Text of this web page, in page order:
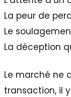
La peur de
Le
La déception
Le marché ne
transaction, il